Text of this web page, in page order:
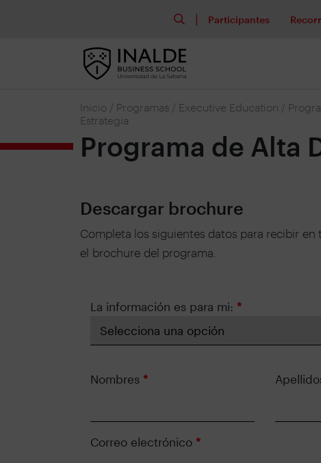
Participantes
Inicio / Programas / Executive Education /
Estrategia
Programa de Alta
Descargar brochure
Completa los siguientes datos para recibir
el brochure del programa.
La información es para mi: *
Nombres *
Correo electrónico *